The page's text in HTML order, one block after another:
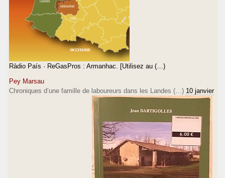
Ràdio País · ReGasPros : Armanhac. [Utilisez au (…)
Pey Marsau
Chroniques d’une famille de laboureurs dans les Landes (…) 10 janvier